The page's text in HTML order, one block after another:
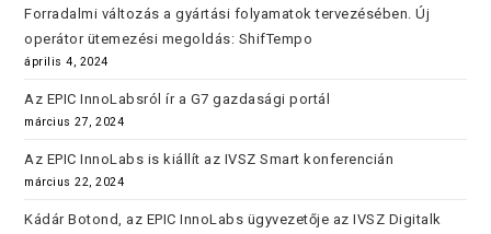
Forradalmi változás a gyártási folyamatok tervezésében. Új
operátor ütemezési megoldás: ShifTempo
április 4, 2024
Az EPIC InnoLabsról ír a G7 gazdasági portál
március 27, 2024
Az EPIC InnoLabs is kiállít az IVSZ Smart konferencián
március 22, 2024
Kádár Botond, az EPIC InnoLabs ügyvezetője az IVSZ Digitalk